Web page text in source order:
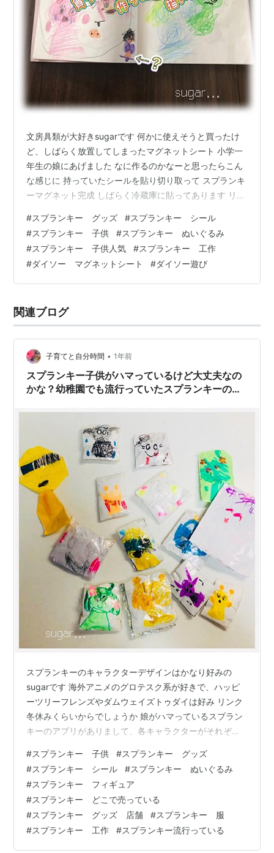
文房具類が大好きsugarです 何かに使えそうと買ったけ
ど、しばらく放置してしまったマグネットシート 小学一
年生の娘にあげました なに作るのかなーと思ったらこん
な感じに 持っていたシールを貼り切り取って スプランキ
ーマグネット完成 しばらく冷蔵庫に貼ってあります リン
プリにはそこまでハマらず、もっぱら工作したり音マネ
をおもちゃのピアノで再現したりしています リンク キャ
ラクターの名前まで詳しい！ ついていけません 2歳弟も
姉の影響でキャラクター名と鼻歌を歌うようになりまし
た 増えてきたぬいぐるみ達 パパが知らぬ間に買っていま
#スプランキー グッズ #スプランキー シール
#スプランキー 子供 #スプランキー ぬいぐるみ
#スプランキー 子供人気 #スプランキー 工作
#ダイソー マグネットシート #ダイソー遊び
関連ブログ
子育てと自分時間 • 1年前
スプランキー子供がハマっているけど大丈夫なの
かな？幼稚園でも流行っていたスプランキーのグ
スプランキーのキャラクターデザインはかなり好みの
sugarです 海外アニメのグロテスク系が好きで、ハッピ
ーツリーフレンズやダムウェイズトゥダイは好み リンク
冬休みくらいからでしょうか 娘がハマっているスプラン
キーのアプリがありまして、各キャラクターがそれぞれ
音楽を作るようなリズムを作るようなゲームです ホラー
要素があるのですが、娘はそこも楽しんでいるようです
アプリで遊ぶより、アプリを遊んでいるYouTube動画を
観るのが好きみたい 我が家の娘はYouTubeのショート動
画で知ったようです 幼稚園では何のYouTubeをみている
か友達同士で…
#スプランキー 子供 #スプランキー グッズ
#スプランキー シール #スプランキー ぬいぐるみ
#スプランキー フィギュア
#スプランキー どこで売っている
#スプランキー グッズ 店舗 #スプランキー 服
#スプランキー 工作 #スプランキー流行っている